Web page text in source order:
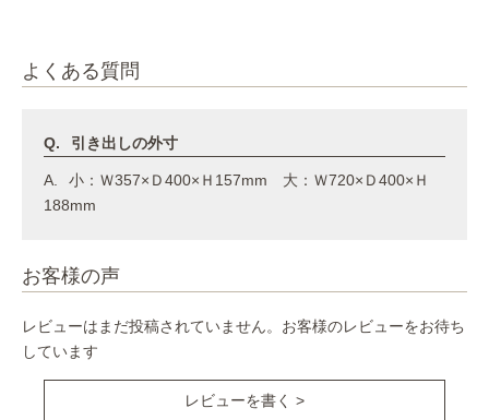
よくある質問
引き出しの外寸
小：Ｗ357×Ｄ400×Ｈ157mm 大：Ｗ720×Ｄ400×Ｈ
188mm
お客様の声
レビューはまだ投稿されていません。お客様のレビューをお待ち
しています
レビューを書く >